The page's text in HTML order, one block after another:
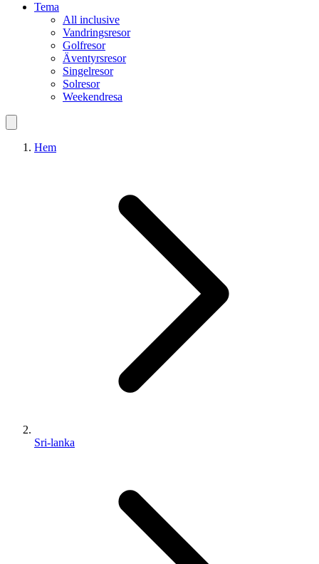
Tema
All inclusive
Vandringsresor
Golfresor
Äventyrsresor
Singelresor
Solresor
Weekendresa
Hem
Sri-lanka